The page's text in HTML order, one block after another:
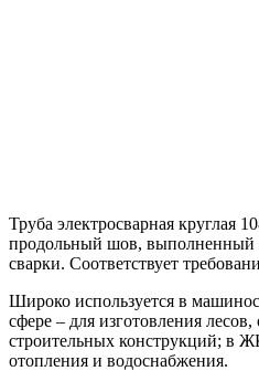
Труба электросварная круглая
продольный шов, выполненный
сварки. Соответствует
Широко используется в
сфере – для изготовления
строительных конструкций; в
отопления и водоснабжения.